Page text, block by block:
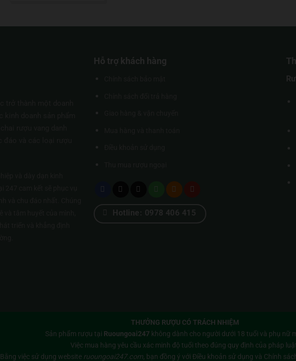
Hỗ trợ khách hàng
Hotline: 0978 406 415
THƯỞNG RƯỢU CÓ TRÁCH NHIỆM
Sản phẩm rượu tại Ruoungoai247 không dành cho người dưới 18 tuổi và phụ nữ
Việc mua hàng yêu cầu xác minh độ tuổi theo đúng quy định của pháp
Bằng việc sử dụng website ruoungoai247.com, bạn đồng ý với Điều khoản sử dụng và Chính